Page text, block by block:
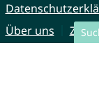
Über uns